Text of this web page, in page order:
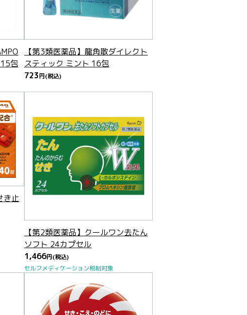
包
【第3類医薬品】龍角散ダイレクト
スティック ミント 16包
723円(税込)
き止
【第2類医薬品】クールワン去たん
ソフト 24カプセル
1,466円(税込)
セルフメディケーション税制対象